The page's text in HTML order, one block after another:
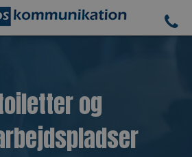
og